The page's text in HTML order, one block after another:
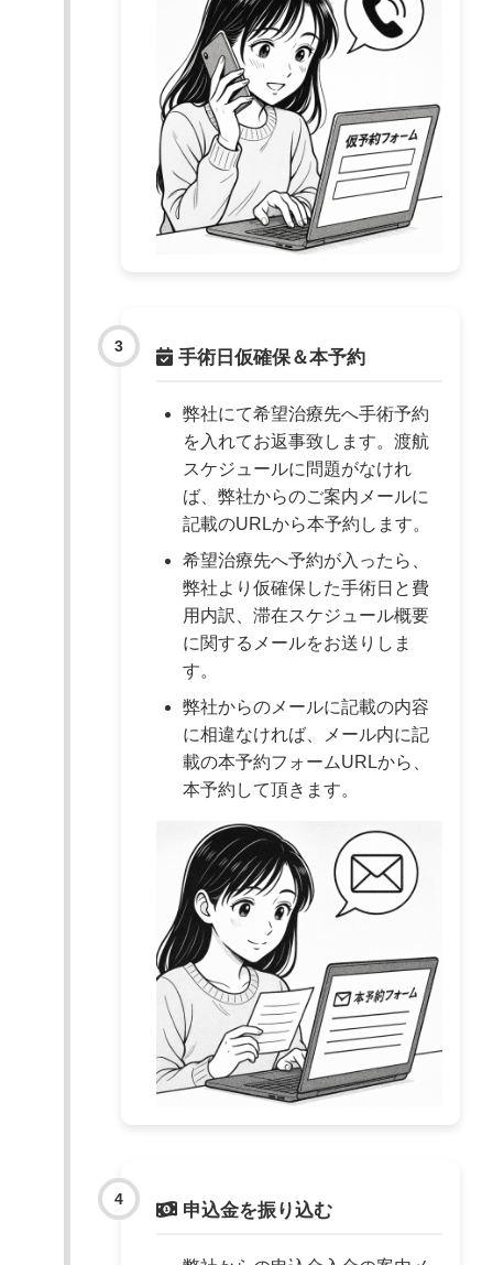
手術日仮確保＆本予約
弊社にて希望治療先へ手術予約
を入れてお返事致します。渡航
スケジュールに問題がなけれ
ば、弊社からのご案内メールに
記載のURLから本予約します。
希望治療先へ予約が入ったら、
弊社より仮確保した手術日と費
用内訳、滞在スケジュール概要
に関するメールをお送りしま
す。
弊社からのメールに記載の内容
に相違なければ、メール内に記
載の本予約フォームURLから、
本予約して頂きます。
申込金を振り込む